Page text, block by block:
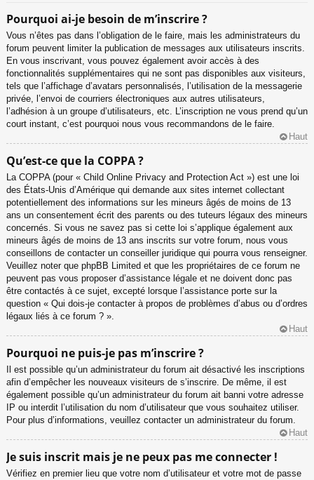
Pourquoi ai-je besoin de m’inscrire ?
Vous n’êtes pas dans l’obligation de le faire, mais les administrateurs du
forum peuvent limiter la publication de messages aux utilisateurs inscrits.
En vous inscrivant, vous pouvez également avoir accès à des
fonctionnalités supplémentaires qui ne sont pas disponibles aux visiteurs,
tels que l’affichage d’avatars personnalisés, l’utilisation de la messagerie
privée, l’envoi de courriers électroniques aux autres utilisateurs,
l’adhésion à un groupe d’utilisateurs, etc. L’inscription ne vous prend qu’un
court instant, c’est pourquoi nous vous recommandons de le faire.
Haut
Qu’est-ce que la COPPA ?
La COPPA (pour « Child Online Privacy and Protection Act ») est une loi
des États-Unis d’Amérique qui demande aux sites internet collectant
potentiellement des informations sur les mineurs âgés de moins de 13
ans un consentement écrit des parents ou des tuteurs légaux des mineurs
concernés. Si vous ne savez pas si cette loi s’applique également aux
mineurs âgés de moins de 13 ans inscrits sur votre forum, nous vous
conseillons de contacter un conseiller juridique qui pourra vous renseigner.
Veuillez noter que phpBB Limited et que les propriétaires de ce forum ne
peuvent pas vous proposer d’assistance légale et ne doivent donc pas
être contactés à ce sujet, excepté lorsque l’assistance porte sur la
question « Qui dois-je contacter à propos de problèmes d’abus ou d’ordres
légaux liés à ce forum ? ».
Haut
Pourquoi ne puis-je pas m’inscrire ?
Il est possible qu’un administrateur du forum ait désactivé les inscriptions
afin d’empêcher les nouveaux visiteurs de s’inscrire. De même, il est
également possible qu’un administrateur du forum ait banni votre adresse
IP ou interdit l’utilisation du nom d’utilisateur que vous souhaitez utiliser.
Pour plus d’informations, veuillez contacter un administrateur du forum.
Haut
Je suis inscrit mais je ne peux pas me connecter !
Vérifiez en premier lieu que votre nom d’utilisateur et votre mot de passe